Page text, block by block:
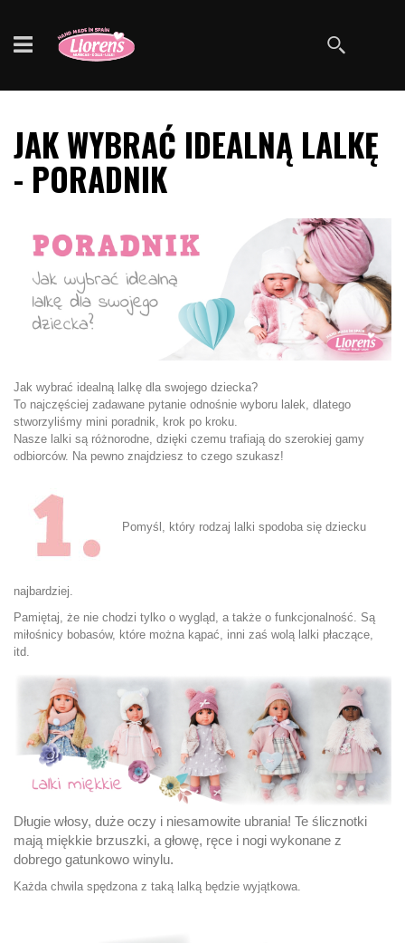
JAK WYBRAĆ IDEALNĄ LALKĘ
- PORADNIK
Jak wybrać idealną lalkę dla swojego dziecka?
To najczęściej zadawane pytanie odnośnie wyboru lalek, dlatego
stworzyliśmy mini poradnik, krok po kroku.
Nasze lalki są różnorodne, dzięki czemu trafiają do szerokiej gamy
odbiorców. Na pewno znajdziesz to czego szukasz!
Pomyśl, który rodzaj lalki spodoba się dziecku
najbardziej.
Pamiętaj, że nie chodzi tylko o wygląd, a także o funkcjonalność. Są
miłośnicy bobasów, które można kąpać, inni zaś wolą lalki płaczące,
itd.
Długie włosy, duże oczy i niesamowite ubrania! Te ślicznotki
mają miękkie brzuszki, a głowę, ręce i nogi wykonane z
dobrego gatunkowo winylu.
Każda chwila spędzona z taką lalką będzie wyjątkowa.